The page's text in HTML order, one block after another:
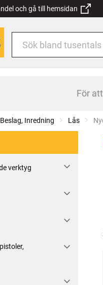
och gå till hemsidan
För
Inredning Lås
verktyg